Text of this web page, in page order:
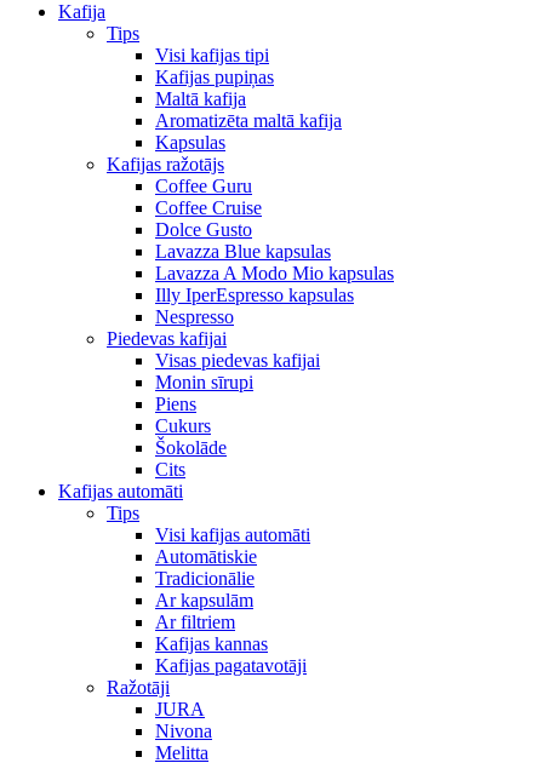
Kafija
Tips
Visi kafijas tipi
Kafijas pupiņas
Maltā kafija
Aromatizēta maltā kafija
Kapsulas
Kafijas ražotājs
Coffee Guru
Coffee Cruise
Dolce Gusto
Lavazza Blue kapsulas
Lavazza A Modo Mio kapsulas
Illy IperEspresso kapsulas
Nespresso
Piedevas kafijai
Visas piedevas kafijai
Monin sīrupi
Piens
Cukurs
Šokolāde
Cits
Kafijas automāti
Tips
Visi kafijas automāti
Automātiskie
Tradicionālie
Ar kapsulām
Ar filtriem
Kafijas kannas
Kafijas pagatavotāji
Ražotāji
JURA
Nivona
Melitta